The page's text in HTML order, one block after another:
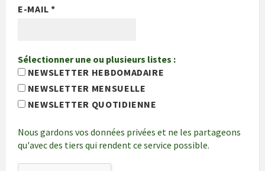
E-MAIL*
Sélectionner une ou plusieurs listes :
NEWSLETTER HEBDOMADAIRE
NEWSLETTER MENSUELLE
NEWSLETTER QUOTIDIENNE
Nous gardons vos données privées et ne les partageons
qu'avec des tiers qui rendent ce service possible.